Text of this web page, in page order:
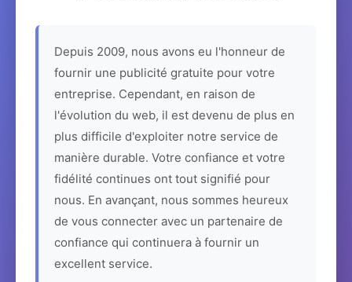
Depuis 2009, nous avons eu l'honneur de
fournir une publicité gratuite pour votre
entreprise. Cependant, en raison de
l'évolution du web, il est devenu de plus en
plus difficile d'exploiter notre service de
manière durable. Votre confiance et votre
fidélité continues ont tout signifié pour
nous. En avançant, nous sommes heureux
de vous connecter avec un partenaire de
confiance qui continuera à fournir un
excellent service.